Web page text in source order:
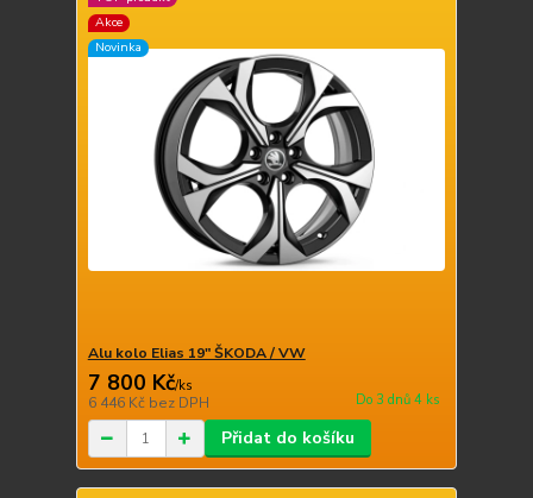
Akce
Novinka
Alu kolo Elias 19" ŠKODA / VW
7 800 Kč/ks
6 446 Kč bez DPH Do 3 dnů 4 ks
Přidat do košíku